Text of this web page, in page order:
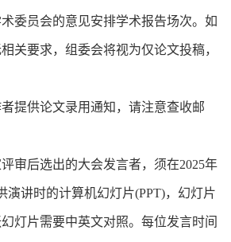
委员会的意见安排学术报告场次。如
关要求，组委会将视为仅论文投稿，
提供论文录用通知，请注意查收邮
审后选出的大会发言者，须在2025年
演讲时的计算机幻灯片(PPT)，幻灯片
灯片需要中英文对照。每位发言时间